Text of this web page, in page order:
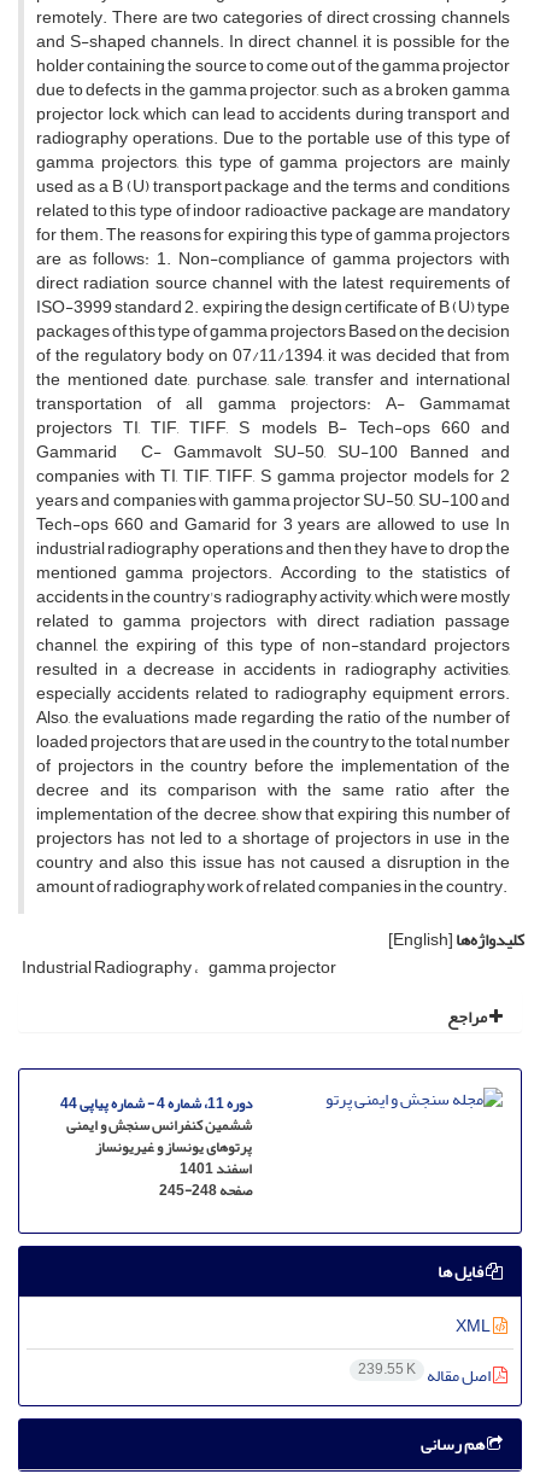
remotely. There are two categories of direct crossing channels
and S-shaped channels. In direct channel, it is possible for the
holder containing the source to come out of the gamma projector
due to defects in the gamma projector, such as a broken gamma
projector lock, which can lead to accidents during transport and
radiography operations. Due to the portable use of this type of
gamma projectors, this type of gamma projectors are mainly
used as a B (U) transport package and the terms and conditions
related to this type of indoor radioactive package are mandatory
for them. The reasons for expiring this type of gamma projectors
are as follows: 1. Non-compliance of gamma projectors with
direct radiation source channel with the latest requirements of
ISO-3999 standard 2. expiring the design certificate of B (U) type
packages of this type of gamma projectors Based on the decision
of the regulatory body on 07/11/1394, it was decided that from
the mentioned date, purchase, sale, transfer and international
transportation of all gamma projectors: A- Gammamat
projectors TI, TIF, TIFF, S models B- Tech-ops 660 and
Gammarid C- Gammavolt SU-50, SU-100 Banned and
companies with TI, TIF, TIFF, S gamma projector models for 2
years and companies with gamma projector SU-50, SU-100 and
Tech-ops 660 and Gamarid for 3 years are allowed to use In
industrial radiography operations and then they have to drop the
mentioned gamma projectors. According to the statistics of
accidents in the country's radiography activity, which were mostly
related to gamma projectors with direct radiation passage
channel, the expiring of this type of non-standard projectors
resulted in a decrease in accidents in radiography activities,
especially accidents related to radiography equipment errors.
Also, the evaluations made regarding the ratio of the number of
loaded projectors that are used in the country to the total number
of projectors in the country before the implementation of the
decree and its comparison with the same ratio after the
implementation of the decree, show that expiring this number of
projectors has not led to a shortage of projectors in use in the
country and also this issue has not caused a disruption in the
amount of radiography work of related companies in the country.
کلیدواژه‌ها[English]
Industrial Radiography gamma projector
مراجع
دوره 11، شماره 4 - شماره پیاپی 44
ششمین کنفرانس سنجش و ایمنی
پرتوهای یونساز و غیریونساز
اسفند 1401
صفحه245-248
فایل ها
اصل مقاله 239.55 K
هم رسانی